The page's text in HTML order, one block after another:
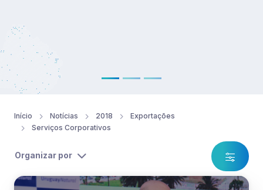
Início Notícias 2018
Exportações
Serviços Corporativos
Organizar por